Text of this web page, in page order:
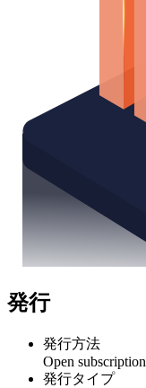
発行
発行方法
Open subscription
発行タイプ